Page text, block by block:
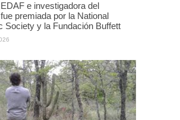
e investigadora del
premiada por la National
Society y la Fundación Buffett